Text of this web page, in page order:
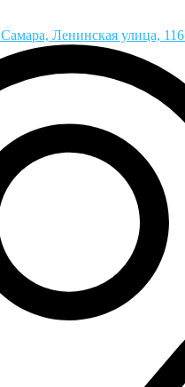
Самара, Ленинская улица, 116